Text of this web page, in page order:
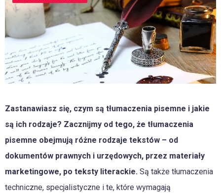
Zastanawiasz się, czym są tłumaczenia pisemne i jakie
są ich rodzaje? Zacznijmy od tego, że tłumaczenia
pisemne obejmują różne rodzaje tekstów – od
dokumentów prawnych i urzędowych, przez materiały
marketingowe, po teksty literackie. Są także tłumaczenia
techniczne, specjalistyczne i te, które wymagają